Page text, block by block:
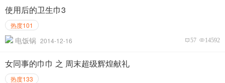
使用后的卫生巾3
热度101
电饭锅 2014-12-16 14592
57
女同事的巾巾 之 周末超级辉煌献礼
热度133